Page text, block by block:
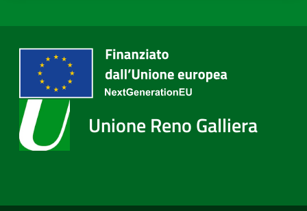
Unione Reno Galliera